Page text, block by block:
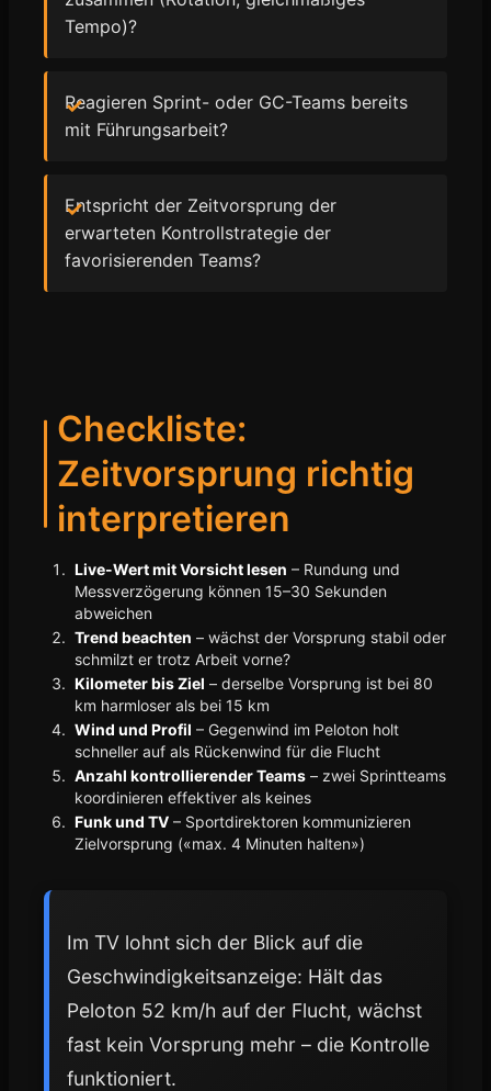
Tempo)?
Reagieren Sprint- oder GC-Teams bereits
mit Führungsarbeit?
Entspricht der Zeitvorsprung der
erwarteten Kontrollstrategie der
favorisierenden Teams?
Checkliste:
Zeitvorsprung richtig
interpretieren
Live-Wert mit Vorsicht lesen – Rundung und
Messverzögerung können 15–30 Sekunden
abweichen
Trend beachten – wächst der Vorsprung stabil oder
schmilzt er trotz Arbeit vorne?
Kilometer bis Ziel – derselbe Vorsprung ist bei 80
km harmloser als bei 15 km
Wind und Profil – Gegenwind im Peloton holt
schneller auf als Rückenwind für die Flucht
Anzahl kontrollierender Teams – zwei Sprintteams
koordinieren effektiver als keines
Funk und TV – Sportdirektoren kommunizieren
Zielvorsprung («max. 4 Minuten halten»)
Im TV lohnt sich der Blick auf die
Geschwindigkeitsanzeige: Hält das
Peloton 52 km/h auf der Flucht, wächst
fast kein Vorsprung mehr – die Kontrolle
funktioniert.